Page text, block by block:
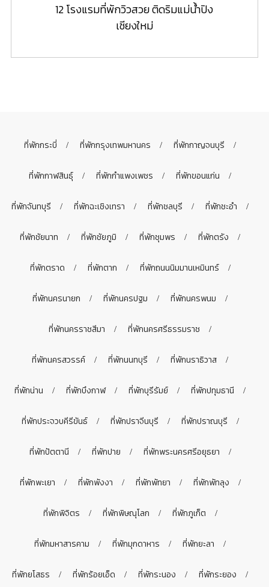
12 โรงแรมที่พักวิวสวย ติดริมแม่น้ำปิง
เชียงใหม่
ที่พักกระบี่ ที่พักกรุงเทพมหานคร ที่พักกาญจนบุรี
ที่พักกาฬสินธุ์ ที่พักกำแพงเพชร ที่พักขอนแก่น
ที่พักจันทบุรี ที่พักฉะเชิงเทรา ที่พักชลบุรี ที่พักชะอำ
ที่พักชัยนาท ที่พักชัยภูมิ ที่พักชุมพร ที่พักตรัง
ที่พักตราด ที่พักตาก ที่พักถนนนิมมานเหมินทร์
ที่พักนครนายก ที่พักนครปฐม ที่พักนครพนม
ที่พักนครราชสีมา ที่พักนครศรีธรรมราช
ที่พักนครสวรรค์ ที่พักนนทบุรี ที่พักนราธิวาส
ที่พักน่าน ที่พักบึงกาฬ ที่พักบุรีรัมย์ ที่พักปทุมธานี
ที่พักประจวบคีรีขันธ์ ที่พักปราจีนบุรี ที่พักปราณบุรี
ที่พักปัตตานี ที่พักปาย ที่พักพระนครศรีอยุธยา
ที่พักพะเยา ที่พักพังงา ที่พักพัทยา ที่พักพัทลุง
ที่พักพิจิตร ที่พักพิษณุโลก ที่พักภูเก็ต
ที่พักมหาสารคาม ที่พักมุกดาหาร ที่พักยะลา
ที่พักยโสธร ที่พักร้อยเอ็ด ที่พักระนอง ที่พักระยอง